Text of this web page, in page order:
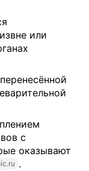
или
с
оказывают
.